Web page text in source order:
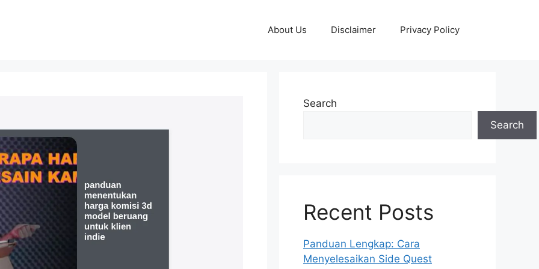
About Us Disclaimer Privacy Policy
Search
Search
Recent Posts
Panduan Lengkap: Cara
Menyelesaikan Side Quest